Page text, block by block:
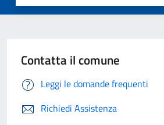
Contatta il comune
Leggi le domande frequenti
Richiedi Assistenza